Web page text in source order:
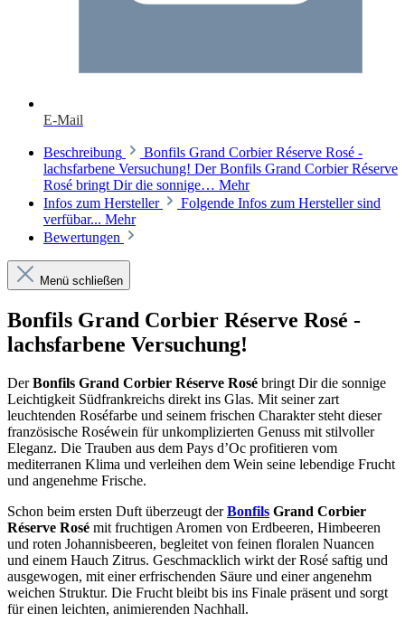
E-Mail
Beschreibung
Bonfils Grand Corbier Réserve Rosé -
lachsfarbene Versuchung! Der Bonfils Grand Corbier Réserve
Rosé bringt Dir die sonnige… Mehr
Infos zum Hersteller
Folgende Infos zum Hersteller sind
verfübar... Mehr
Bewertungen
Menü schließen
Bonfils Grand Corbier Réserve Rosé -
lachsfarbene Versuchung!
DerBonfils Grand Corbier Réserve Rosé bringt Dir die sonnige
Leichtigkeit Südfrankreichs direkt ins Glas. Mit seiner zart
leuchtenden Roséfarbe und seinem frischen Charakter steht dieser
französische Roséwein für unkomplizierten Genuss mit stilvoller
Eleganz. Die Trauben aus dem Pays d’Oc profitieren vom
mediterranen Klima und verleihen dem Wein seine lebendige Frucht
und angenehme Frische.
Schon beim ersten Duft überzeugt derBonfils Grand Corbier
Réserve Rosé mit fruchtigen Aromen von Erdbeeren, Himbeeren
und roten Johannisbeeren, begleitet von feinen floralen Nuancen
und einem Hauch Zitrus. Geschmacklich wirkt der Rosé saftig und
ausgewogen, mit einer erfrischenden Säure und einer angenehm
weichen Struktur. Die Frucht bleibt bis ins Finale präsent und sorgt
für einen leichten, animierenden Nachhall.